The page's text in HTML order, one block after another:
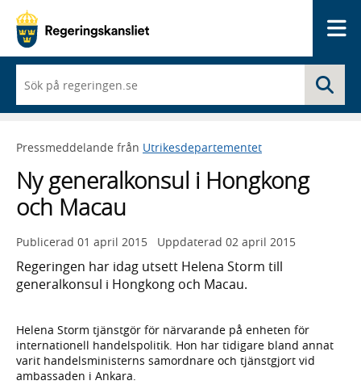
du
börjar
skriva
framträder
lista
med
sökförslag
Pressmeddelande från Utrikesdepartementet
Ny generalkonsul i Hongkong
och Macau
Publicerad 01 april 2015 Uppdaterad 02 april 2015
Regeringen har idag utsett Helena Storm till
generalkonsul i Hongkong och Macau.
Helena Storm tjänstgör för närvarande på enheten för
internationell handelspolitik. Hon har tidigare bland annat
varit handelsministerns samordnare och tjänstgjort vid
ambassaden i Ankara.